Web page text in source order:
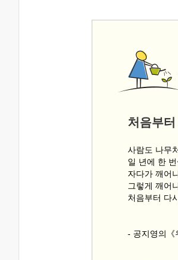
처음부터
사람도 나무
일 년에 한
자다가 깨어
그렇게 깨어
처음부터 다
- 공지영의《